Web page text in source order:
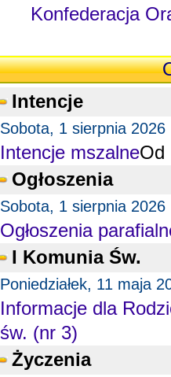
Konfederacja
Intencje
Sobota, 1 sierpnia 2026
Intencje mszalneOd
Ogłoszenia
Sobota, 1 sierpnia 2026
Ogłoszenia
I Komunia Św.
Poniedziałek, 11 maja
Informacje dla
św. (nr 3)
Życzenia